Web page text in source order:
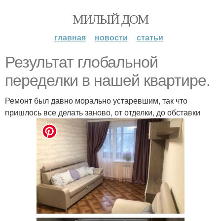
МИЛЫЙ ДОМ
главная новости статьи
Результат глобальной
переделки в нашей квартире.
Ремонт был давно морально устаревшим, так что
пришлось все делать заново, от отделки, до обставки